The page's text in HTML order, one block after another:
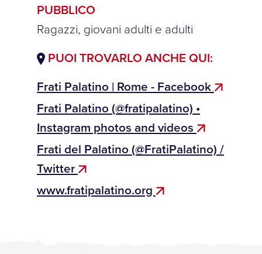
PUBBLICO
Ragazzi, giovani adulti e adulti
PUOI TROVARLO ANCHE QUI:
Frati Palatino | Rome - Facebook
Frati Palatino (@fratipalatino) •
Instagram photos and videos
Frati del Palatino (@FratiPalatino) /
Twitter
www.fratipalatino.org